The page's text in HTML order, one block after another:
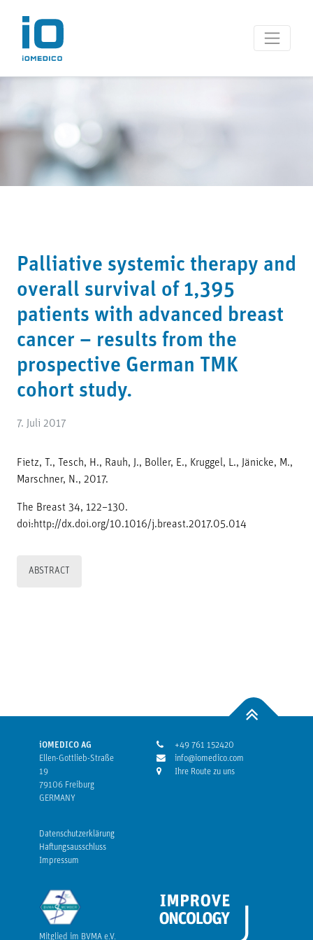
Palliative systemic therapy and
overall survival of 1,395
patients with advanced breast
cancer – results from the
prospective German TMK
cohort study.
7. Juli 2017
Fietz, T., Tesch, H., Rauh, J., Boller, E., Kruggel, L., Jänicke, M.,
Marschner, N., 2017.
The Breast 34, 122–130.
doi:http://dx.doi.org/10.1016/j.breast.2017.05.014
ABSTRACT
iOMEDICO AG
Ellen-Gottlieb-Straße
19
79106 Freiburg
GERMANY
+49 761 152420
info@iomedico.com
Ihre Route zu uns
Datenschutzerklärung
Haftungsausschluss
Impressum
Mitglied im BVMA e.V.